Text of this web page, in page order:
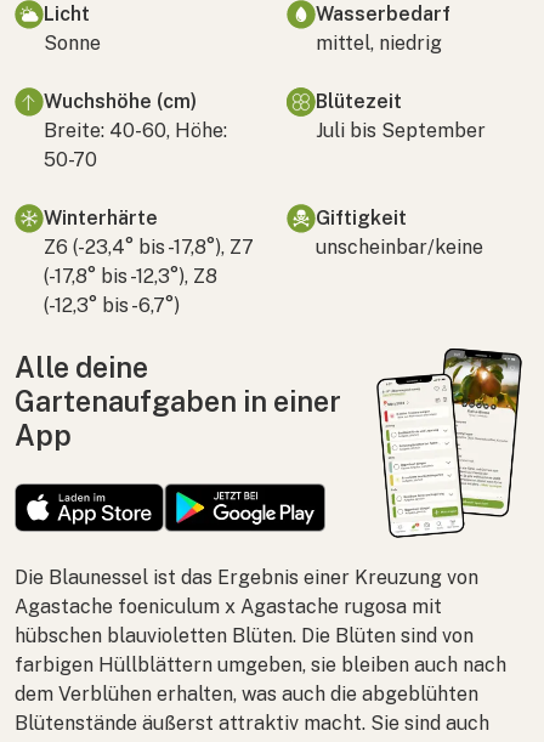
Licht
Sonne
Wasserbedarf
mittel, niedrig
Wuchshöhe (cm)
Breite: 40-60, Höhe:
50-70
Blütezeit
Juli bis September
Winterhärte
Z6 (-23,4° bis -17,8°), Z7
(-17,8° bis -12,3°), Z8
(-12,3° bis -6,7°)
Giftigkeit
unscheinbar/keine
Alle deine
Gartenaufgaben in einer
App
Die Blaunessel ist das Ergebnis einer Kreuzung von
Agastache foeniculum x Agastache rugosa mit
hübschen blauvioletten Blüten. Die Blüten sind von
farbigen Hüllblättern umgeben, sie bleiben auch nach
dem Verblühen erhalten, was auch die abgeblühten
Blütenstände äußerst attraktiv macht. Sie sind auch